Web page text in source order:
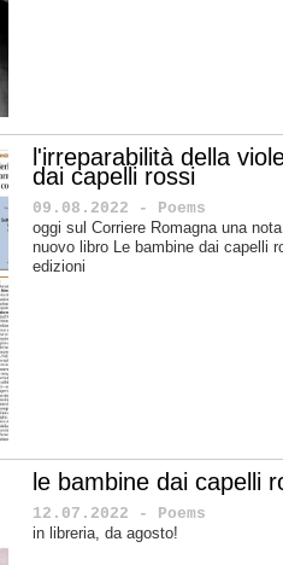
l'irreparabilità della
dai capelli rossi
09.08.2022 - Poems
oggi sul Corriere Romagna una
nuovo libro Le bambine dai capelli
edizioni
le bambine dai capelli
12.07.2022 - Poems
in libreria, da agosto!